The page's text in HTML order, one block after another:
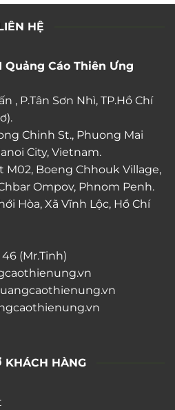
HỆ
Quảng Cáo Thiên Ưng
, P.Tân Sơn Nhì, TP.Hồ Chí
Chinh St., Phuong Mai
City, Vietnam.
M02, Boeng Chhouk Village,
Ompov, Phnom Penh.
Hòa, Xã Vĩnh Lộc, Hồ Chí
(Mr.Tinh)
KHÁCH HÀNG